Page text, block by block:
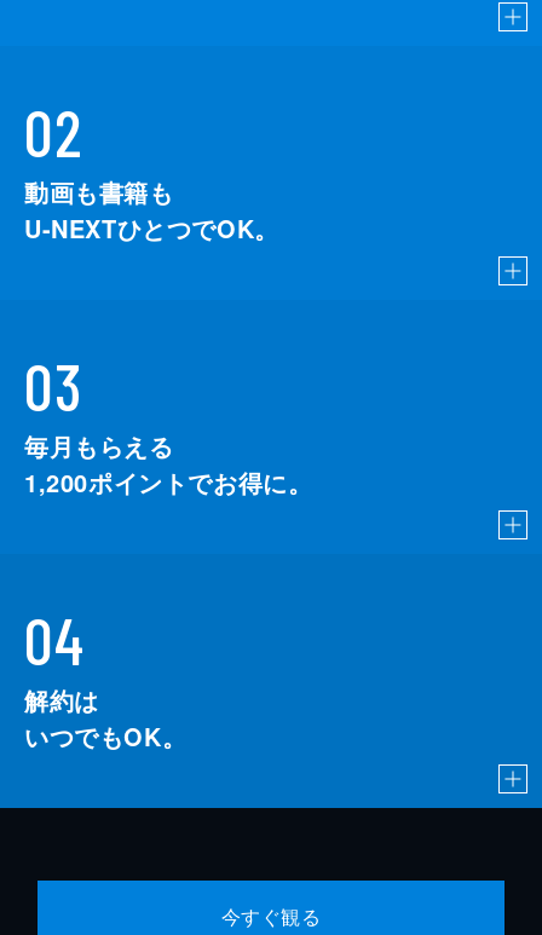
02
動画も書籍も
U-NEXTひとつでOK。
03
毎月もらえる
1,200ポイントでお得に。
04
解約は
いつでもOK。
今すぐ観る